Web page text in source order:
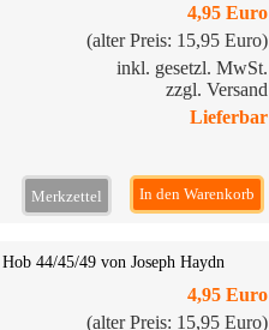
4,95 Euro
(alter Preis: 15,95 Euro)
inkl. gesetzl. MwSt.
zzgl. Versand
Lieferbar
In den Warenkorb
Merkzettel
44/45/49 von Joseph Haydn
4,95 Euro
(alter Preis: 15,95 Euro)